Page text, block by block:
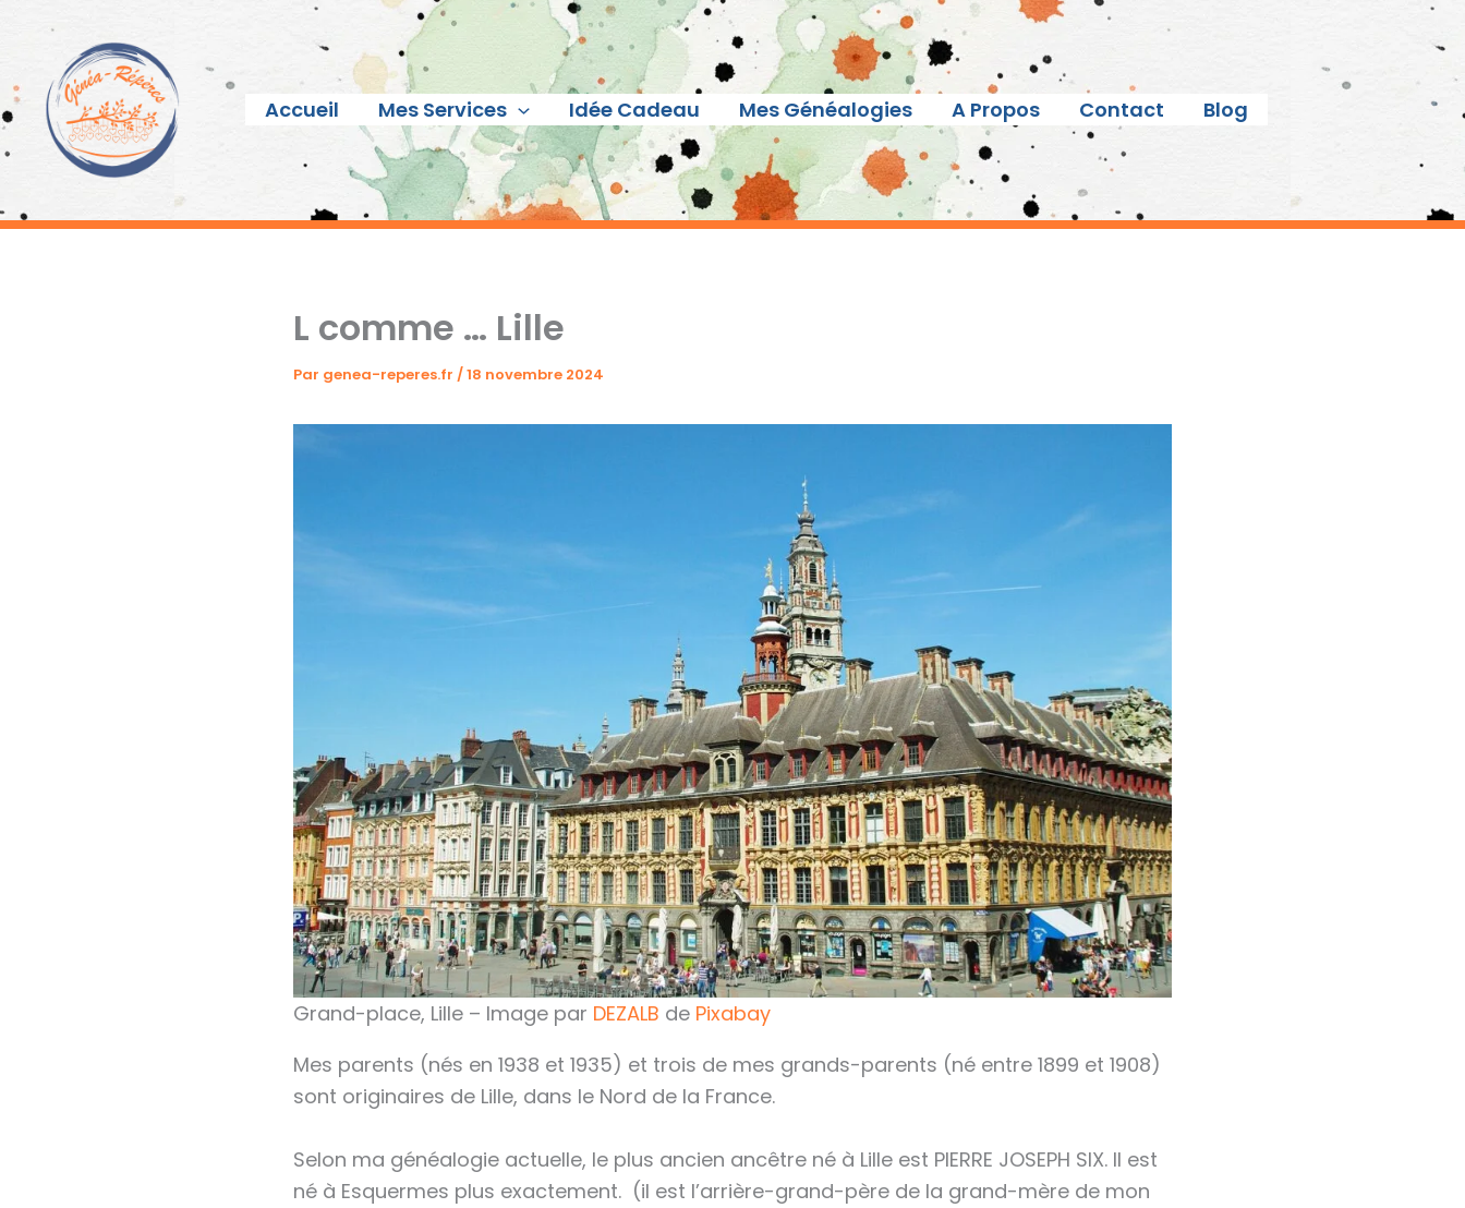
contenu
Accueil
Mes Services Idée Cadeau Mes Généalogies A Propos Contact Blog
L comme … Lille
Par genea-reperes.fr /18 novembre 2024
Grand-place, Lille – Image par DEZALB de Pixabay
Mes parents (nés en 1938 et 1935) et trois de mes grands-parents (né entre 1899 et 1908)
sont originaires de Lille, dans le Nord de la France.
Selon ma généalogie actuelle, le plus ancien ancêtre né à Lille est PIERRE JOSEPH SIX. Il est
né à Esquermes plus exactement. (il est l’arrière-grand-père de la grand-mère de mon